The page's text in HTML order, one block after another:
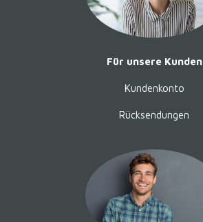
Für unsere Kunden
Kundenkonto
Rücksendungen